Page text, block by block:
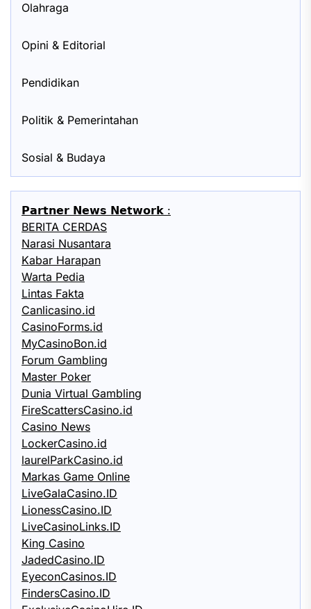
Olahraga
Opini & Editorial
Pendidikan
Politik & Pemerintahan
Sosial & Budaya
𝗣𝗮𝗿𝘁𝗻𝗲𝗿 𝗡𝗲𝘄𝘀 𝗡𝗲𝘁𝘄𝗼𝗿𝗸 :
BERITA CERDAS
Narasi Nusantara
Kabar Harapan
Warta Pedia
Lintas Fakta
Canlicasino.id
CasinoForms.id
MyCasinoBon.id
Forum Gambling
Master Poker
Dunia Virtual Gambling
FireScattersCasino.id
Casino News
LockerCasino.id
laurelParkCasino.id
Markas Game Online
LiveGalaCasino.ID
LionessCasino.ID
LiveCasinoLinks.ID
King Casino
JadedCasino.ID
EyeconCasinos.ID
FindersCasino.ID